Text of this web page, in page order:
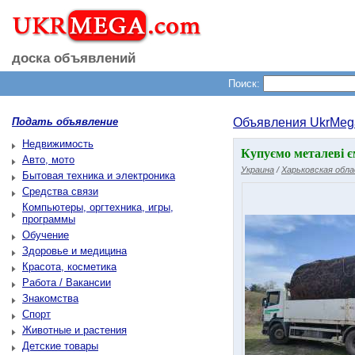
доска объявлений
Поиск:
Подать объявление
Недвижимость
Авто, мото
Бытовая техника и электроника
Средства связи
Компьютеры, оргтехника, игры,
программы
Обучение
Здоровье и медицина
Красота, косметика
Работа / Вакансии
Знакомства
Спорт
Животные и растения
Детские товары
Объявления
Купуємо металеві
Украина / Харьковская